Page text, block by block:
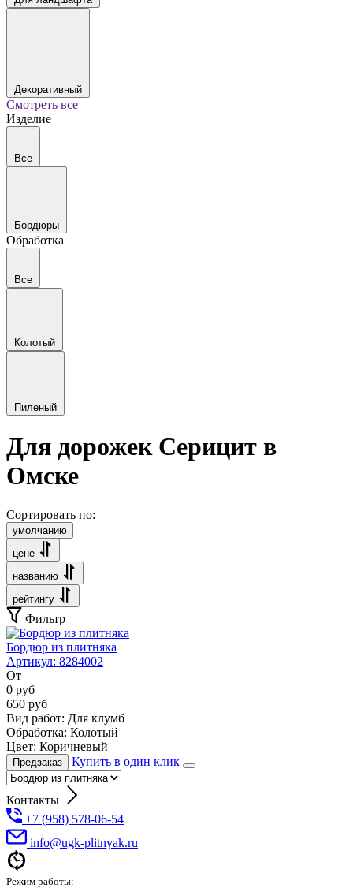
Декоративный
Смотреть все
Изделие
Все
Бордюры
Обработка
Все
Колотый
Пиленый
Для дорожек Серицит в
Омске
Сортировать по:
умолчанию
цене
названию
рейтингу
Фильтр
Бордюр из плитняка
Артикул: 8284002
От
0 руб
650 руб
Вид работ: Для клумб
Обработка: Колотый
Цвет: Коричневый
Предзаказ Купить в один клик
Контакты
+7 (958) 578-06-54
info@ugk-plitnyak.ru
Режим работы: